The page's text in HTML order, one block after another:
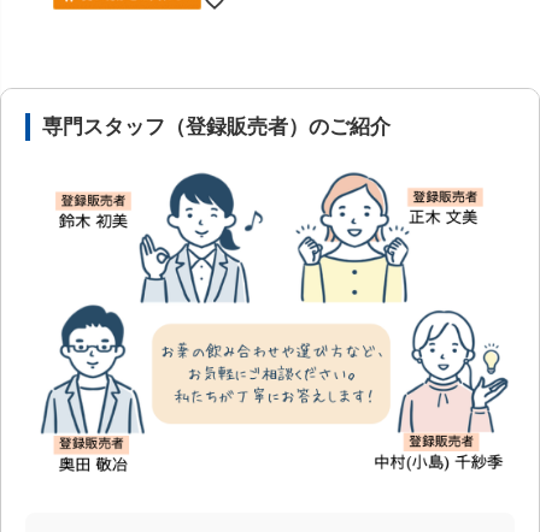
専門スタッフ（登録販売者）のご紹介